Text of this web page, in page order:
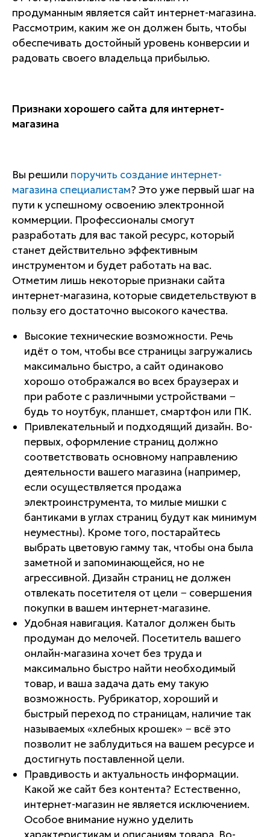
продуманным является сайт интернет-магазина.
Рассмотрим, каким же он должен быть, чтобы
обеспечивать достойный уровень конверсии и
радовать своего владельца прибылью.
Признаки хорошего сайта для интернет-
магазина
Вы решили поручить создание интернет-
магазина специалистам? Это уже первый шаг на
пути к успешному освоению электронной
коммерции. Профессионалы смогут
разработать для вас такой ресурс, который
станет действительно эффективным
инструментом и будет работать на вас.
Отметим лишь некоторые признаки сайта
интернет-магазина, которые свидетельствуют в
пользу его достаточно высокого качества.
Высокие технические возможности. Речь
идёт о том, чтобы все страницы загружались
максимально быстро, а сайт одинаково
хорошо отображался во всех браузерах и
при работе с различными устройствами −
будь то ноутбук, планшет, смартфон или ПК.
Привлекательный и подходящий дизайн. Во-
первых, оформление страниц должно
соответствовать основному направлению
деятельности вашего магазина (например,
если осуществляется продажа
электроинструмента, то милые мишки с
бантиками в углах страниц будут как минимум
неуместны). Кроме того, постарайтесь
выбрать цветовую гамму так, чтобы она была
заметной и запоминающейся, но не
агрессивной. Дизайн страниц не должен
отвлекать посетителя от цели − совершения
покупки в вашем интернет-магазине.
Удобная навигация. Каталог должен быть
продуман до мелочей. Посетитель вашего
онлайн-магазина хочет без труда и
максимально быстро найти необходимый
товар, и ваша задача дать ему такую
возможность. Рубрикатор, хороший и
быстрый переход по страницам, наличие так
называемых «хлебных крошек» − всё это
позволит не заблудиться на вашем ресурсе и
достигнуть поставленной цели.
Правдивость и актуальность информации.
Какой же сайт без контента? Естественно,
интернет-магазин не является исключением.
Особое внимание нужно уделить